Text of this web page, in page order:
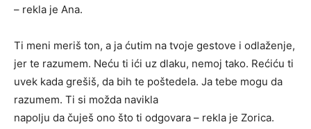
– rekla je Ana.
Ti meni meriš ton, a ja ćutim na tvoje gestove i odlaženje,
jer te razumem. Neću ti ići uz dlaku, nemoj tako. Rećiću ti
uvek kada grešiš, da bih te poštedela. Ja tebe mogu da
razumem. Ti si možda navikla
napolju da čuješ ono što ti odgovara – rekla je Zorica.